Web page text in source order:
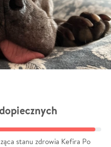
stanu zdrowia Kefira Po